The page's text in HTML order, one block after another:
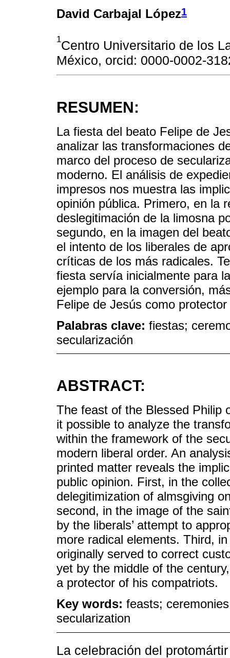
David Carbajal López1
1Centro Universitario de los
México, orcid: 0000-0002-
RESUMEN:
La fiesta del beato Felipe de
analizar las transformaciones
marco del proceso de
moderno. El análisis de
impresos nos muestra las
opinión pública. Primero, en la
deslegitimación de la limosna
segundo, en la imagen del
el intento de los liberales de
críticas de los más radicales.
fiesta servía inicialmente para
ejemplo para la conversión,
Felipe de Jesús como
Palabras clave: fiestas;
secularización
ABSTRACT:
The feast of the Blessed Philip
it possible to analyze the
within the framework of the
modern liberal order. An
printed matter reveals the
public opinion. First, in the
delegitimization of almsgiving
second, in the image of the
by the liberals’ attempt to
more radical elements. Third,
originally served to correct
yet by the middle of the
a protector of his compatriots.
Key words: feasts;
secularization
La celebración del